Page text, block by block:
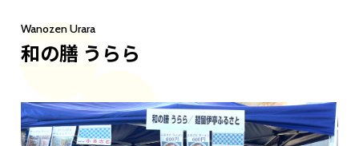
Wanozen Urara
和の膳 うらら